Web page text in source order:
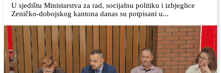
U sjedištu Ministarstva za rad, socijalnu politiku i izbjeglice
Zeničko-dobojskog kantona danas su potpisani u...